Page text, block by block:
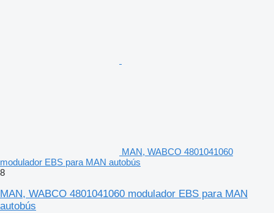
MAN, WABCO 4801041060
modulador EBS para MAN autobús
8
MAN, WABCO 4801041060 modulador EBS para MAN
autobús